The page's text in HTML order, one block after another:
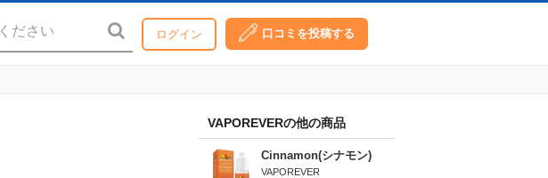
ログイン 口コミを投稿する
VAPOREVERの他の商品
Cinnamon(シナモン)
VAPOREVER